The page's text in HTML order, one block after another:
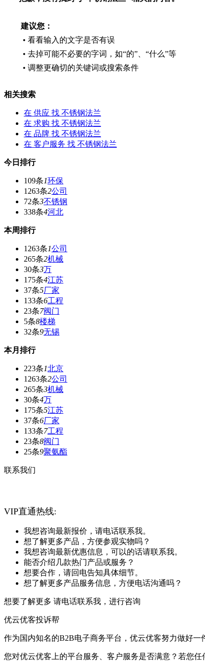
建议您：
• 看看输入的文字是否有误
• 去掉可能不必要的字词，如“的”、“什么”等
• 调整更确切的关键词或搜索条件
相关搜索
在 供应 找 不锈钢法兰
在 求购 找 不锈钢法兰
在 品牌 找 不锈钢法兰
在 客户服务 找 不锈钢法兰
今日排行
109条1环保
1263条2公司
72条3不锈钢
338条4河北
本周排行
1263条1公司
265条2机械
30条3万
175条4江苏
37条5厂家
133条6工程
23条7阀门
5条8楼梯
32条9无锡
本月排行
223条1北京
1263条2公司
265条3机械
30条4万
175条5江苏
37条6厂家
133条7工程
23条8阀门
25条9聚氨酯
联系我们
VIP直通热线:
我想咨询最新报价，请电话联系我。
想了解更多产品，方便参观实物吗？
我想咨询最新优惠信息，可以的话请联系我。
能否介绍几款热门产品或服务？
想要合作，请回电告知具体细节。
想了解更多产品服务信息，方便电话沟通吗？
想要了解更多 请电话联系我，进行咨询
优云优客投诉帮
作为国内知名的B2B电子商务平台，优云优客努力做好一
您对优云优客上的平台服务、客户服务是否满意？若您任